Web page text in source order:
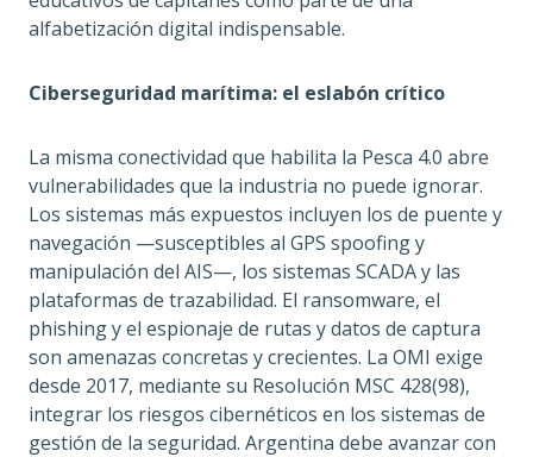
alfabetización digital indispensable.
Ciberseguridad marítima: el eslabón crítico
La misma conectividad que habilita la Pesca 4.0 abre
vulnerabilidades que la industria no puede ignorar.
Los sistemas más expuestos incluyen los de puente y
navegación —susceptibles al GPS spoofing y
manipulación del AIS—, los sistemas SCADA y las
plataformas de trazabilidad. El ransomware, el
phishing y el espionaje de rutas y datos de captura
son amenazas concretas y crecientes. La OMI exige
desde 2017, mediante su Resolución MSC 428(98),
integrar los riesgos cibernéticos en los sistemas de
gestión de la seguridad. Argentina debe avanzar con